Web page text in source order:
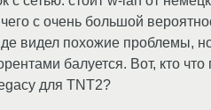
с очень большой
похожие проблемы, но
балуется. Вот, кто что
для TNT2?